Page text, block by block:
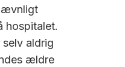
hospitalet.
aldrig
ældre